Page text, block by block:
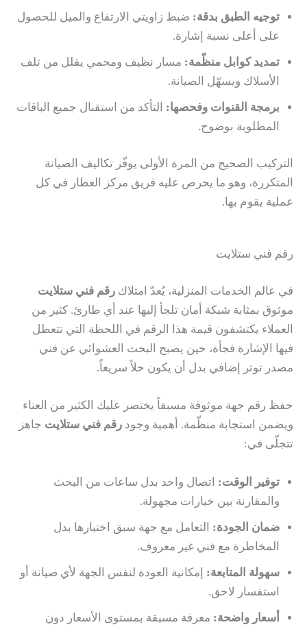
توجيه الطبق بدقة: ضبط زاويتي الارتفاع والميل للحصول
على أعلى نسبة إشارة.
تمديد كوابل منظّمة: مسار نظيف ومحمي يقلل من تلف
الأسلاك ويسهّل الصيانة.
برمجة القنوات وفحصها: التأكد من استقبال جميع الباقات
المطلوبة بوضوح.
التركيب الصحيح من المرة الأولى يوفّر تكاليف الصيانة
المتكررة، وهو ما يحرص عليه فريق مركز العطار في كل
عملية يقوم بها.
رقم فني ستلايت
في عالم الخدمات المنزلية، يُعدّ امتلاك رقم فني ستلايت
موثوق بمثابة شبكة أمان تلجأ إليها عند أي طارئ. كثير من
العملاء يكتشفون قيمة هذا الرقم في اللحظة التي تتعطل
فيها الإشارة فجأة، حين يصبح البحث العشوائي عن فني
مصدر توتر إضافي بدل أن يكون حلاً سريعاً.
حفظ رقم جهة موثوقة مسبقاً يختصر عليك الكثير من العناء
ويضمن استجابة منظّمة. أهمية وجود رقم فني ستلايت جاهز
تتجلّى في:
توفير الوقت: اتصال واحد بدل ساعات من البحث
والمقارنة بين خيارات مجهولة.
ضمان الجودة: التعامل مع جهة سبق اختبارها بدل
المخاطرة مع فني غير معروف.
سهولة المتابعة: إمكانية العودة لنفس الجهة لأي صيانة أو
استفسار لاحق.
أسعار واضحة: معرفة مسبقة بمستوى الأسعار دون